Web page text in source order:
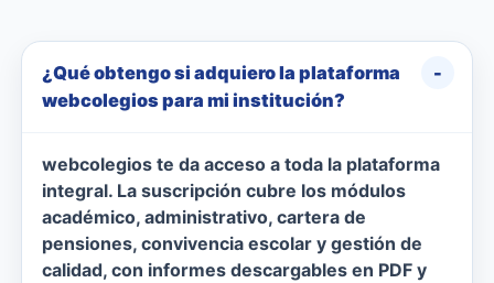
¿Qué obtengo si adquiero la plataforma
webcolegios para mi institución?
webcolegios te da acceso a toda la plataforma
integral. La suscripción cubre los módulos
académico, administrativo, cartera de
pensiones, convivencia escolar y gestión de
calidad, con informes descargables en PDF y